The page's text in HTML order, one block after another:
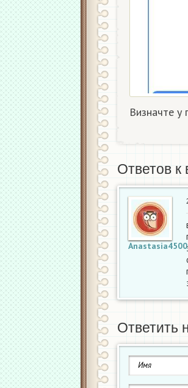
Визначте у
Ответов к
Anastasia4500
Ответить